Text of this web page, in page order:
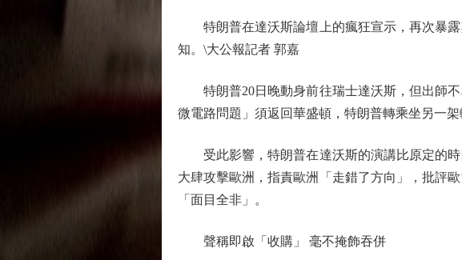
特朗普在達沃斯論壇上的瘋狂宣示，再次暴露
知。\大公報記者 郭嘉
特朗普20日晚動身前往瑞士達沃斯，但出師不
微電路問題」須返回華盛頓，特朗普轉乘坐另一架
受此影響，特朗普在達沃斯的演講比原定的時
大肆攻擊歐洲，指責歐洲「走錯了方向」，批評
「面目全非」。
聲稱即啟「收購」 毫不掩飾吞併